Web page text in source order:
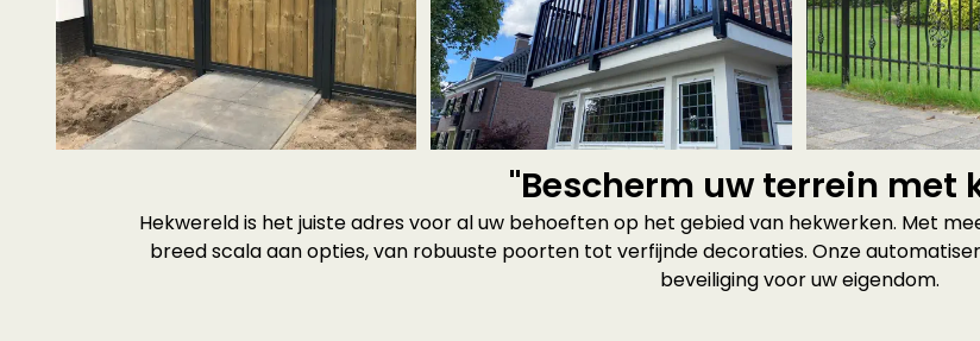
"Bescherm uw terrein met
Hekwereld is het juiste adres voor al uw behoeften op het gebied van hekwerken. Met
breed scala aan opties, van robuuste poorten tot verfijnde decoraties. Onze
beveiliging voor uw eigendom.